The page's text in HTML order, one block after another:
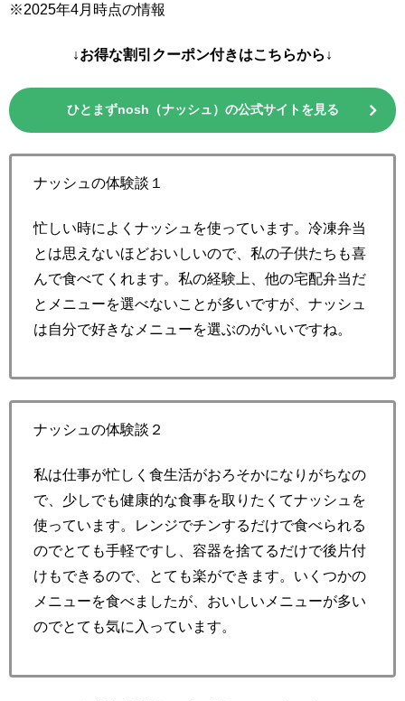
※2025年4月時点の情報
↓お得な割引クーポン付きはこちらから↓
ひとまずnosh（ナッシュ）の公式サイトを見る
ナッシュの体験談１
忙しい時によくナッシュを使っています。冷凍弁当
とは思えないほどおいしいので、私の子供たちも喜
んで食べてくれます。私の経験上、他の宅配弁当だ
とメニューを選べないことが多いですが、ナッシュ
は自分で好きなメニューを選ぶのがいいですね。
ナッシュの体験談２
私は仕事が忙しく食生活がおろそかになりがちなの
で、少しでも健康的な食事を取りたくてナッシュを
使っています。レンジでチンするだけで食べられる
のでとても手軽ですし、容器を捨てるだけで後片付
けもできるので、とても楽ができます。いくつかの
メニューを食べましたが、おいしいメニューが多い
のでとても気に入っています。